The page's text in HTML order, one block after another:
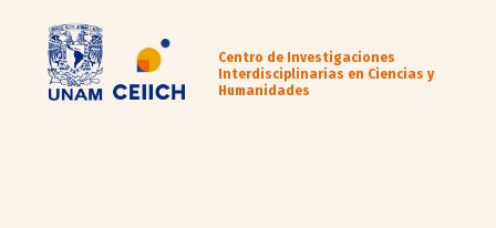
Centro de Investigaciones
Interdisciplinarias en Ciencias y
Humanidades